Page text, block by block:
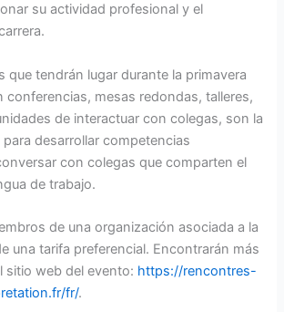
su actividad profesional y el
que tendrán lugar durante la primavera
conferencias, mesas redondas, talleres,
de interactuar con colegas, son la
desarrollar competencias
con colegas que comparten el
de trabajo.
de una organización asociada a la
una tarifa preferencial. Encontrarán más
sitio web del evento: https://rencontres-
fr/.